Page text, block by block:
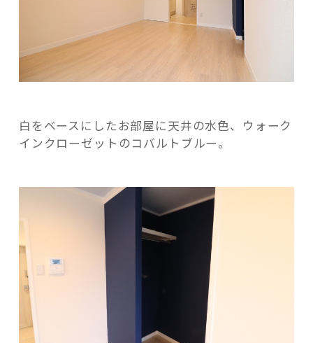
白をベースにしたお部屋に天井の水色、ウォーク
インクローゼットのコバルトブルー。